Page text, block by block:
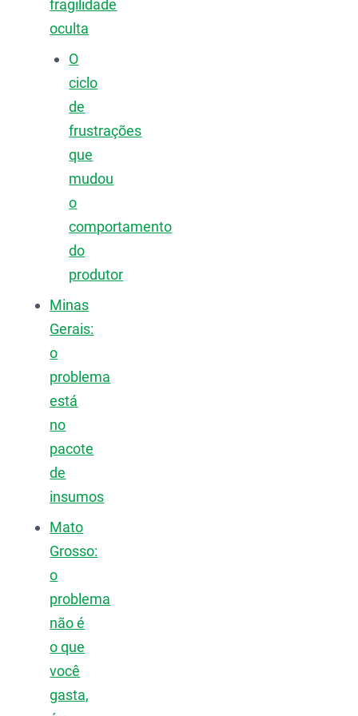
fragilidade
oculta
O
ciclo
de
frustrações
que
mudou
o
comportamento
do
produtor
Minas
Gerais:
o
problema
está
no
pacote
de
insumos
Mato
Grosso:
o
problema
não é
o que
você
gasta,